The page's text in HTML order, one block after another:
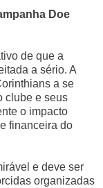
Doe
de que a
a sério. A
a se
clube e seus
o impacto
financeira do
e deve ser
organizadas